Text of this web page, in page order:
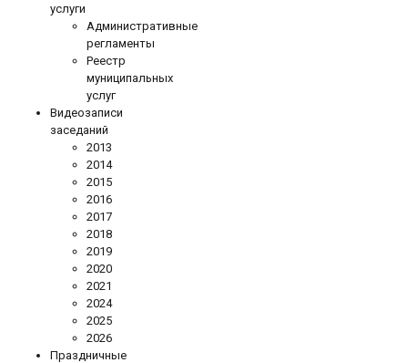
услуги
Административные
регламенты
Реестр
муниципальных
услуг
Видеозаписи
заседаний
2013
2014
2015
2016
2017
2018
2019
2020
2021
2024
2025
2026
Праздничные